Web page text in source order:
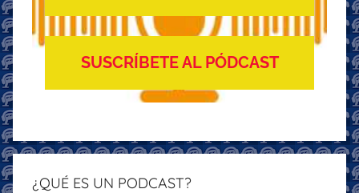
SUSCRÍBETE AL PÓDCAST
¿QUÉ ES UN PODCAST?